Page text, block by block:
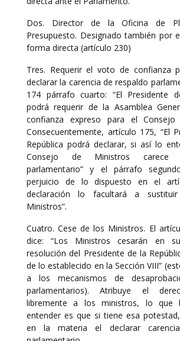
Dos. Director de la Oficina de
Presupuesto. Designado también por
forma directa (artículo 230)
Tres. Requerir el voto de confianza
declarar la carencia de respaldo
174 párrafo cuarto: “El Presidente
podrá requerir de la Asamblea
confianza expreso para el Consejo
Consecuentemente, artículo 175, “El
República podrá declarar, si así lo
Consejo de Ministros carece
parlamentario” y el párrafo
perjuicio de lo dispuesto en el
declaración lo facultará a
Ministros”.
Cuatro. Cese de los Ministros. El
dice: “Los Ministros cesarán en
resolución del Presidente de la
de lo establecido en la Sección VIII”
a los mecanismos de
parlamentarios). Atribuye el
libremente a los ministros, lo que
entender es que si tiene esa
en la materia el declarar